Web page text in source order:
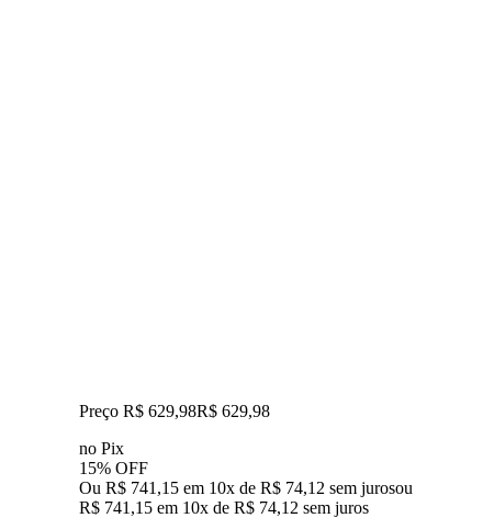
Preço R$ 629,98R$ 629,98
no Pix
15% OFF
Ou R$ 741,15 em 10x de R$ 74,12 sem jurosou
R$ 741,15 em 10x de R$ 74,12 sem juros